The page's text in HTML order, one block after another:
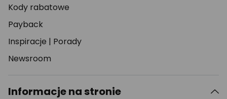
Kody rabatowe
Payback
Inspiracje | Porady
Newsroom
Informacje na stronie